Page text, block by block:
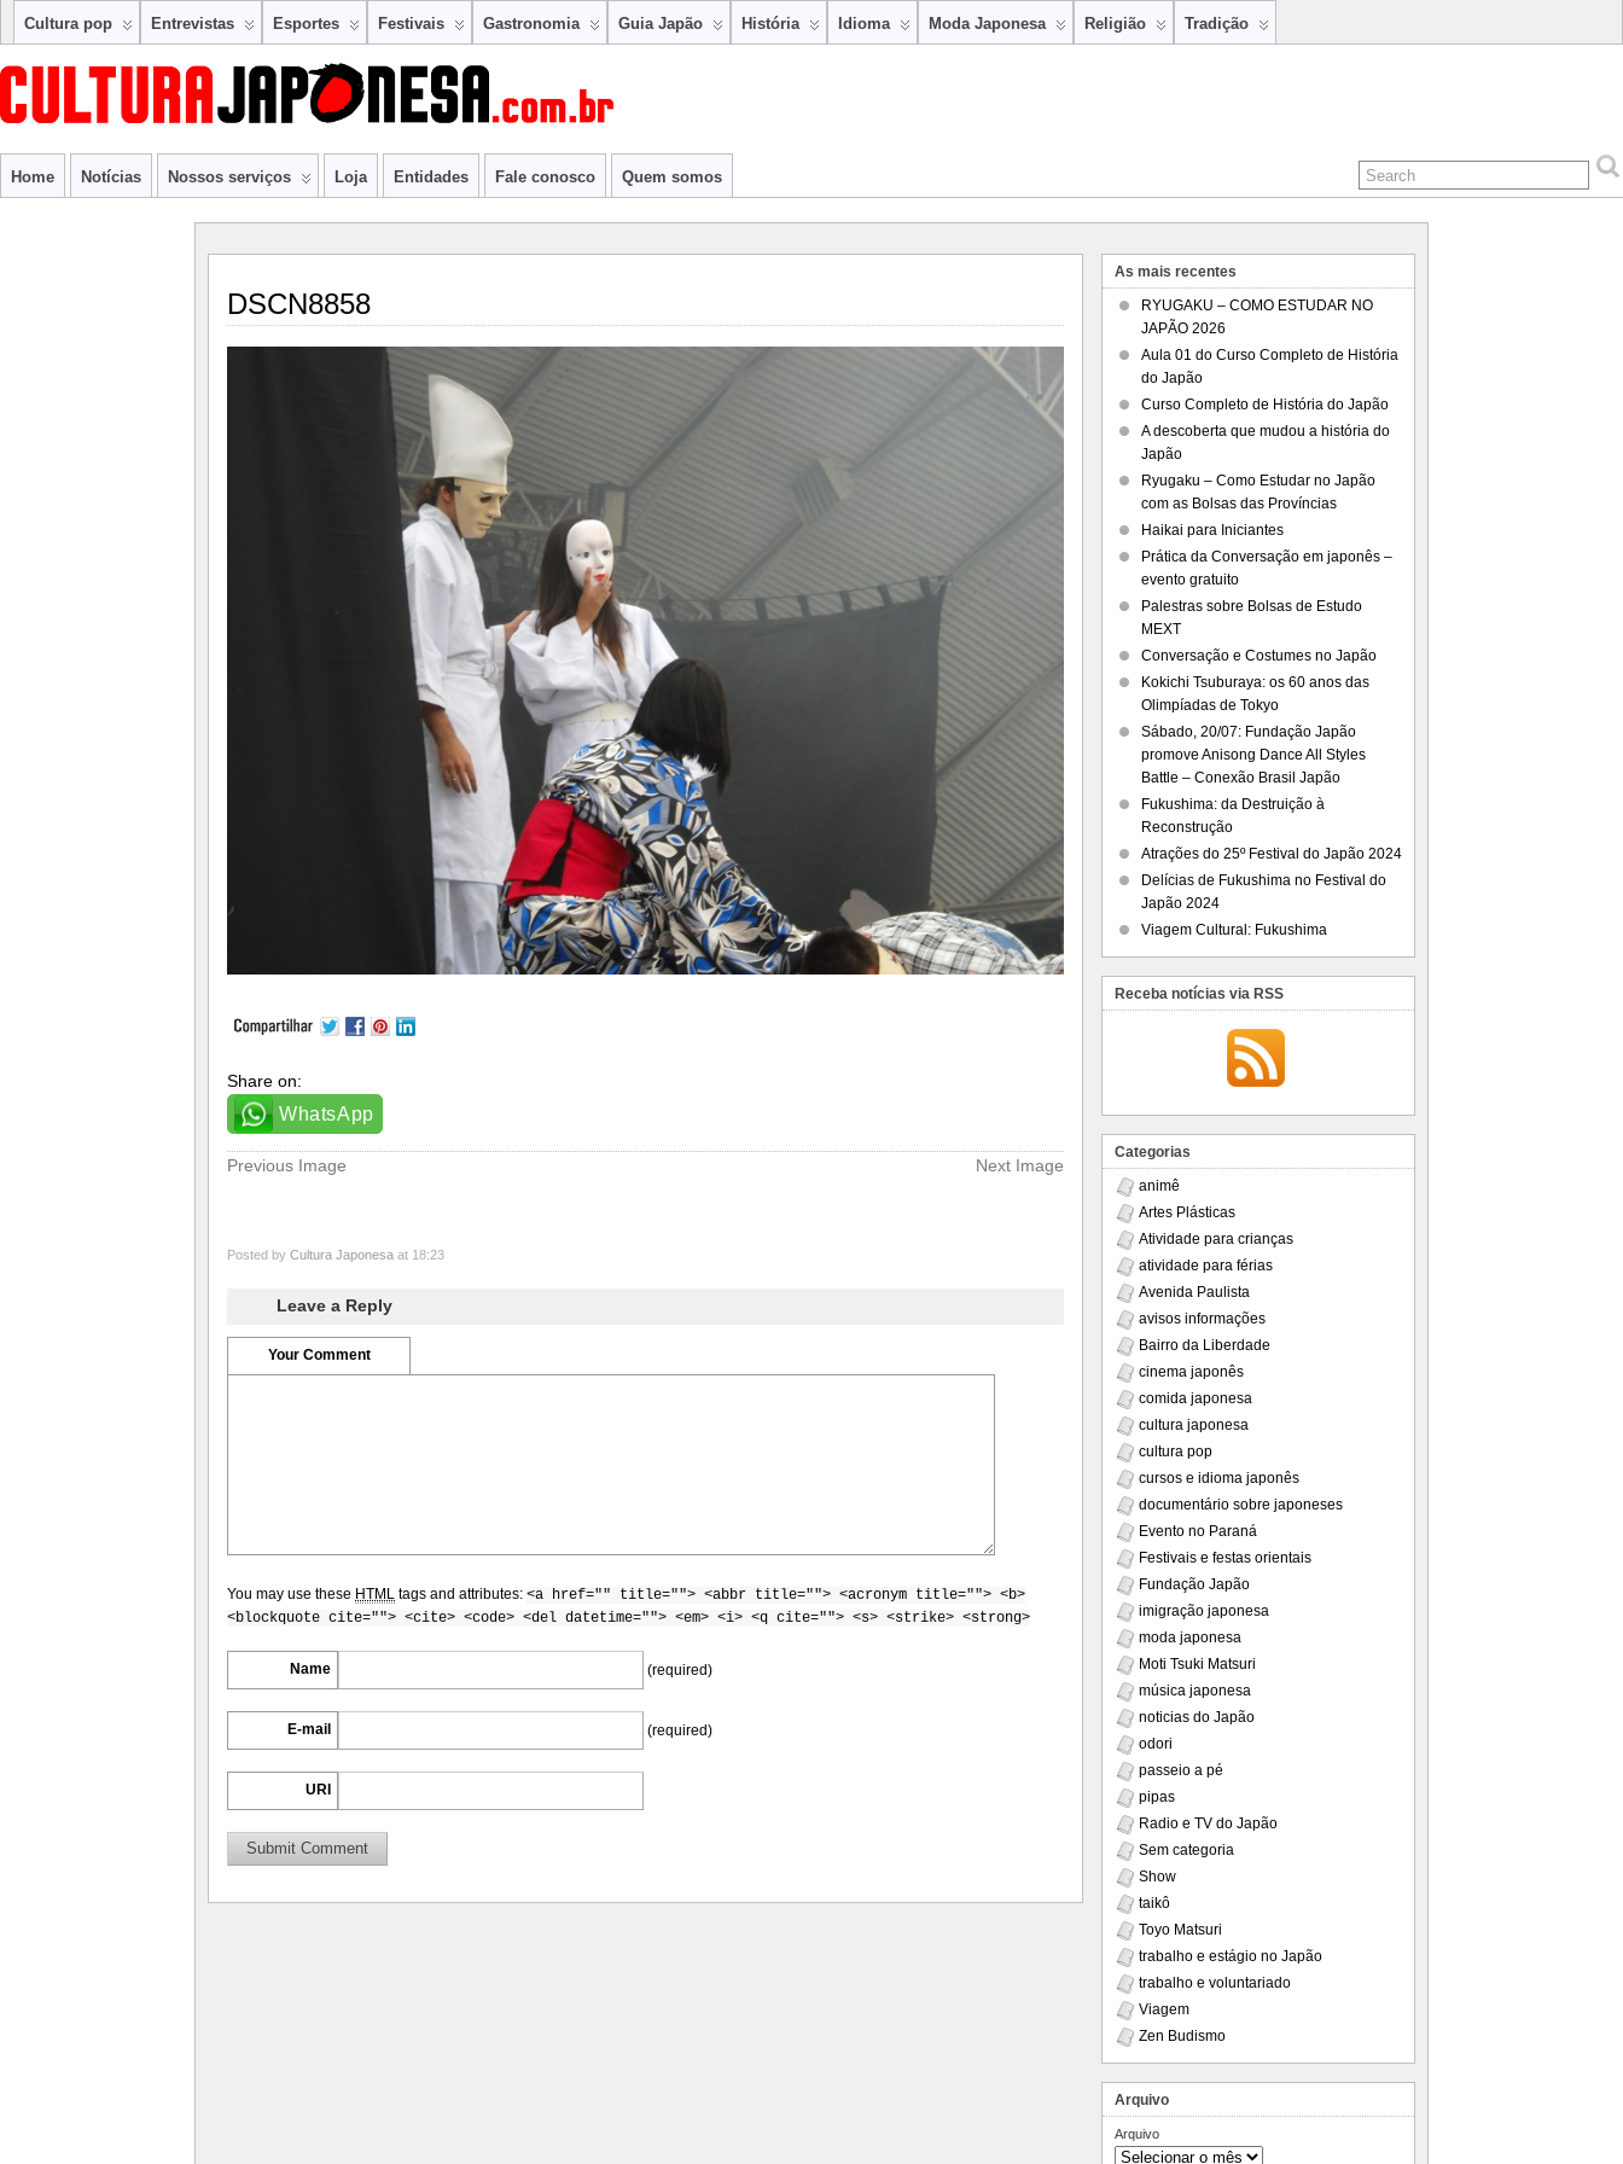
Cultura pop Entrevistas Esportes Festivais Gastronomia Guia Japão História Idioma Moda Japonesa Religião Tradição
Home Notícias Nossos serviços Loja Entidades Fale conosco Quem somos
DSCN8858
Share on:
WhatsApp
Previous Image Next Image
Posted by Cultura Japonesa at 18:23
Leave a Reply
Your Comment
You may use these HTML tags and attributes: <a href="" title=""> <abbr title=""> <acronym title=""> <b>
<blockquote cite=""> <cite> <code> <del datetime=""> <em> <i> <q cite=""> <s> <strike> <strong>
Name (required)
E-mail (required)
URI
As mais recentes
RYUGAKU – COMO ESTUDAR NO
JAPÃO 2026
Aula 01 do Curso Completo de História
do Japão
Curso Completo de História do Japão
A descoberta que mudou a história do
Japão
Ryugaku – Como Estudar no Japão
com as Bolsas das Províncias
Haikai para Iniciantes
Prática da Conversação em japonês –
evento gratuito
Palestras sobre Bolsas de Estudo
MEXT
Conversação e Costumes no Japão
Kokichi Tsuburaya: os 60 anos das
Olimpíadas de Tokyo
Sábado, 20/07: Fundação Japão
promove Anisong Dance All Styles
Battle – Conexão Brasil Japão
Fukushima: da Destruição à
Reconstrução
Atrações do 25º Festival do Japão 2024
Delícias de Fukushima no Festival do
Japão 2024
Viagem Cultural: Fukushima
Receba notícias via RSS
Categorias
animê
Artes Plásticas
Atividade para crianças
atividade para férias
Avenida Paulista
avisos informações
Bairro da Liberdade
cinema japonês
comida japonesa
cultura japonesa
cultura pop
cursos e idioma japonês
documentário sobre japoneses
Evento no Paraná
Festivais e festas orientais
Fundação Japão
imigração japonesa
moda japonesa
Moti Tsuki Matsuri
música japonesa
noticias do Japão
odori
passeio a pé
pipas
Radio e TV do Japão
Sem categoria
Show
taikô
Toyo Matsuri
trabalho e estágio no Japão
trabalho e voluntariado
Viagem
Zen Budismo
Arquivo
Arquivo